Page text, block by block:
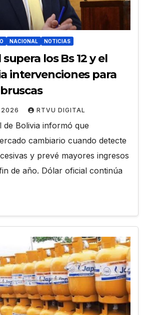
NACIONAL NOTICIAS
los Bs 12 y el
intervenciones para
2026 RTVU DIGITAL
de Bolivia informó que
cambiario cuando detecte
y prevé mayores ingresos
de año. Dólar oficial continúa